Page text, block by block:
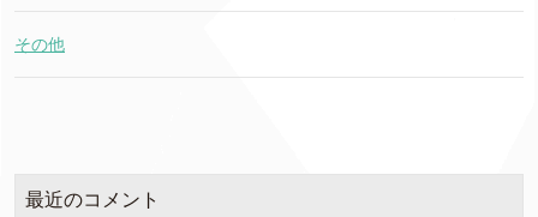
その他
最近のコメント